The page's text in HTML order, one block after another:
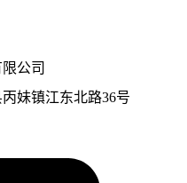
公司
妹镇江东北路36号